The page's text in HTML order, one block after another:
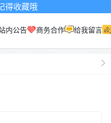
内公告 商务合作 给我留言